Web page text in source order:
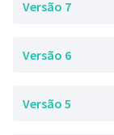
Versão 7
Versão 6
Versão 5